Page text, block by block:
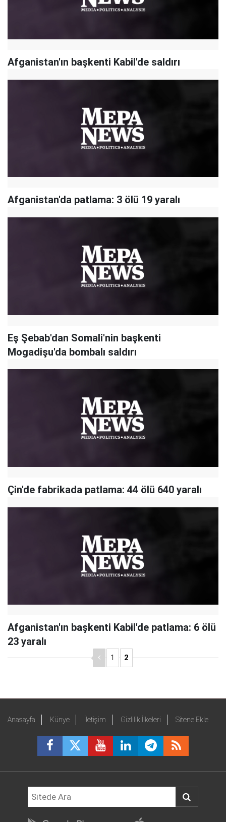
Afganistan'ın başkenti Kabil'de saldırı
Afganistan'da patlama: 3 ölü 19 yaralı
Eş Şebab'dan Somali'nin başkenti
Mogadişu'da bombalı saldırı
Çin'de fabrikada patlama: 44 ölü 640 yaralı
Afganistan'ın başkenti Kabil'de patlama: 6 ölü
23 yaralı
1 2
Anasayfa Künye İletişim Gizlilik İlkeleri Sitene Ekle